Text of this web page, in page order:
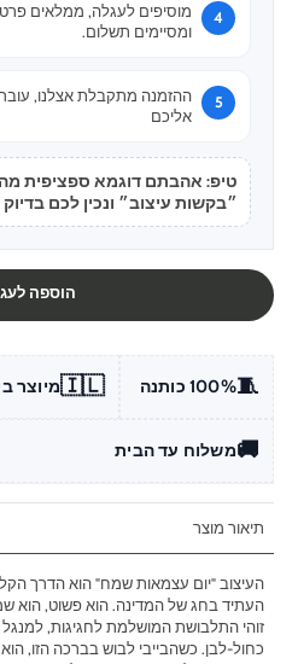
מוסיפים לעגלה, ממלאים
ומסיימים תשלום.
ההזמנה מתקבלת אצלנו,
אליכם
טיפ: אהבתם דוגמא ספציפית
״בקשות עיצוב״ ונכין לכם בדיוק
הוספה
🧵100% כותנה 🇮🇱מיוצר
🚚משלוח עד הבית
תיאור מוצר
העיצוב "יום עצמאות שמח" הוא הדרך
העתיד בחג של המדינה. הוא פשוט, הוא
זוהי התלבושת המושלמת לחגיגות,
כחול-לבן. כשהבייבי לבוש בברכה הזו,